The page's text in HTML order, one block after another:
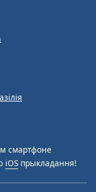
смартфоне
iOS прыкладання!